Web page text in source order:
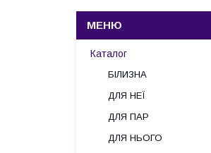
Каталог
БІЛИЗНА
ДЛЯ НЕЇ
ДЛЯ ПАР
ДЛЯ НЬОГО